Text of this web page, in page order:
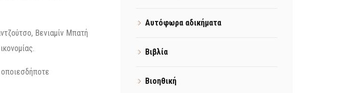
Βενιαμίν Μπατή
Αυτόφωρα αδικήματα
Βιβλία
Βιοηθική